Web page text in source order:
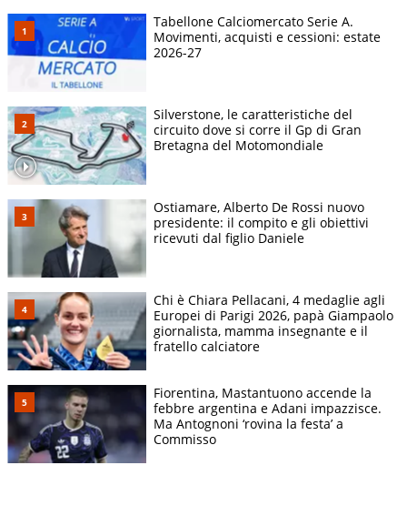
Tabellone Calciomercato Serie A.
Movimenti, acquisti e cessioni: estate
2026-27
Silverstone, le caratteristiche del
circuito dove si corre il Gp di Gran
Bretagna del Motomondiale
Ostiamare, Alberto De Rossi nuovo
presidente: il compito e gli obiettivi
ricevuti dal figlio Daniele
Chi è Chiara Pellacani, 4 medaglie agli
Europei di Parigi 2026, papà Giampaolo
giornalista, mamma insegnante e il
fratello calciatore
Fiorentina, Mastantuono accende la
febbre argentina e Adani impazzisce.
Ma Antognoni ‘rovina la festa’ a
Commisso